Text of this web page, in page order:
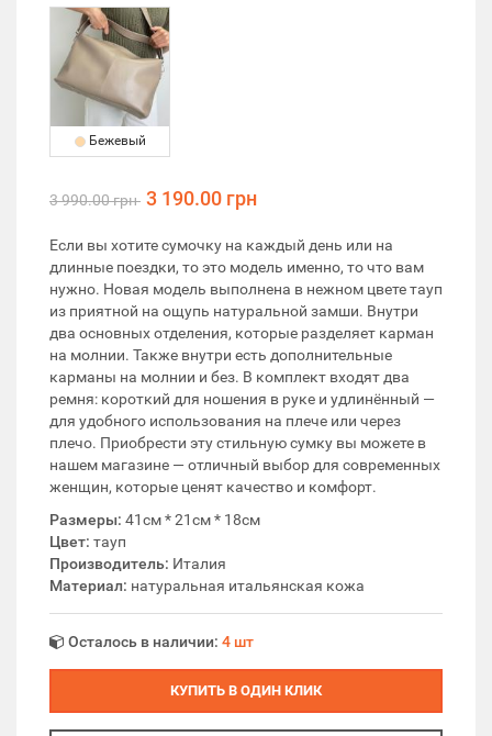
Бежевый
3 990.00 грн 3 190.00 грн
Если вы хотите сумочку на каждый день или на
длинные поездки, то это модель именно, то что вам
нужно. Новая модель выполнена в нежном цвете тауп
из приятной на ощупь натуральной замши. Внутри
два основных отделения, которые разделяет карман
на молнии. Также внутри есть дополнительные
карманы на молнии и без. В комплект входят два
ремня: короткий для ношения в руке и удлинённый —
для удобного использования на плече или через
плечо. Приобрести эту стильную сумку вы можете в
нашем магазине — отличный выбор для современных
женщин, которые ценят качество и комфорт.
Размеры: 41см * 21см * 18см
Цвет: тауп
Производитель: Италия
Материал: натуральная итальянская кожа
Осталось в наличии: 4 шт
КУПИТЬ В ОДИН КЛИК